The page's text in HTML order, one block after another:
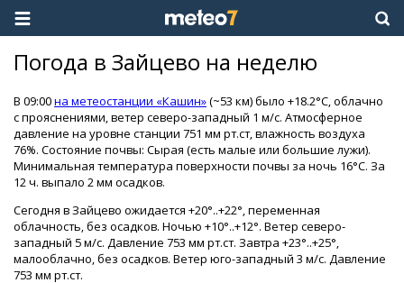
Погода в Зайцево на неделю
В 09:00на метеостанции «Кашин»(~53 км) было +18.2°C, облачно
с прояснениями, ветер северо-западный 1 м/с. Атмосферное
давление на уровне станции 751 мм рт.ст, влажность воздуха
76%. Состояние почвы: Сырая (есть малые или большие лужи).
Минимальная температура поверхности почвы за ночь 16°C. За
12 ч. выпало 2 мм осадков.
Сегодня в Зайцево ожидается +20°..+22°, переменная
облачность, без осадков. Ночью +10°..+12°. Ветер северо-
западный 5 м/с. Давление 753 мм рт.ст. Завтра +23°..+25°,
малооблачно, без осадков. Ветер юго-западный 3 м/с. Давление
753 мм рт.ст.